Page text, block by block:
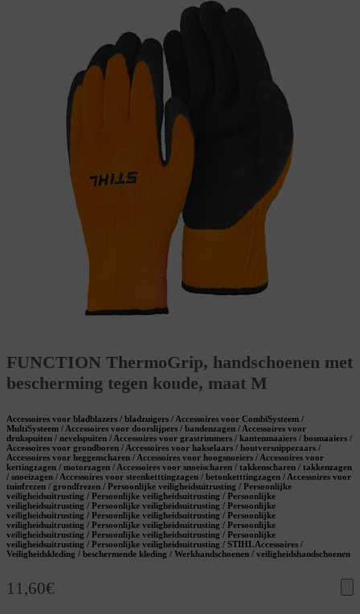
FUNCTION ThermoGrip, handschoenen met
bescherming tegen koude, maat M
Accessoires voor bladblazers / bladzuigers / Accessoires voor CombiSysteem /
MultiSysteem / Accessoires voor doorslijpers / bandenzagen / Accessoires voor
drukspuiten / nevelspuiten / Accessoires voor grastrimmers / kantenmaaiers / bosmaaiers /
Accessoires voor grondboren / Accessoires voor hakselaars / houtversnipperaars /
Accessoires voor heggenscharen / Accessoires voor hoogsnoeiers / Accessoires voor
kettingzagen / motorzagen / Accessoires voor snoeischaren / takkenscharen / takkenzagen
/ snoeizagen / Accessoires voor steenketttingzagen / betonketttingzagen / Accessoires voor
tuinfrezen / grondfrezen / Persoonlijke veiligheidsuitrusting / Persoonlijke
veiligheidsuitrusting / Persoonlijke veiligheidsuitrusting / Persoonlijke
veiligheidsuitrusting / Persoonlijke veiligheidsuitrusting / Persoonlijke
veiligheidsuitrusting / Persoonlijke veiligheidsuitrusting / Persoonlijke
veiligheidsuitrusting / Persoonlijke veiligheidsuitrusting / Persoonlijke
veiligheidsuitrusting / Persoonlijke veiligheidsuitrusting / Persoonlijke
veiligheidsuitrusting / Persoonlijke veiligheidsuitrusting / STIHL Accessoires /
Veiligheidskleding / beschermende kleding / Werkhandschoenen / veiligheidshandschoenen
11,60€